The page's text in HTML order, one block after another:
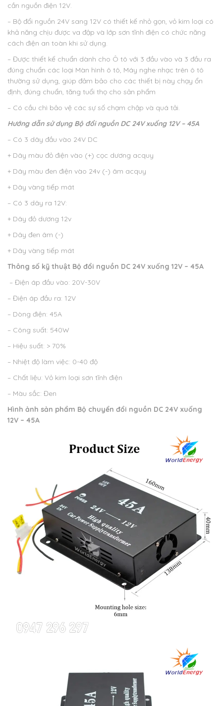
cần nguồn điện 12V.
– Bộ đổi nguồn 24V sang 12V có thiết kế nhỏ gọn, vỏ kim loại có
khả năng chịu được va đập và lớp sơn tĩnh điện có chức năng
cách điện an toàn khi sử dụng.
– Được thiết kế chuẩn dành cho Ô tô với 3 đầu vào và 3 đầu ra
đúng chuẩn các loại Màn hình ô tô, Máy nghe nhạc trên ô tô
thường sử dụng, giúp đảm bảo cho các thiết bị này chạy ổn
định, đúng chuẩn, tăng tuổi thọ cho sản phẩm
– Có cầu chì bảo vệ các sự số chạm chập và quá tải.
Hướng dẫn sử dụng Bộ đổi nguồn DC 24V xuống 12V – 45A
– Có 3 dây đầu vào 24V DC
+ Dây màu đỏ điện vào (+) cọc dương acquy
+ Dây màu đen điện vào 24v (-) âm acquy
+ Dây vàng tiếp mát
– Có 3 dây ra 12V:
+ Dây đỏ dương 12v
+ Dây đen âm (-)
+ Dây vàng tiếp mát
Thông số kỹ thuật Bộ đổi nguồn DC 24V xuống 12V – 45A
– Điện áp đầu vào: 20V-30V
– Điện áp đầu ra: 12V
– Dòng điện: 45A
– Công suất: 540W
– Hiệu suất: > 70%
– Nhiệt độ làm việc: 0-40 độ
– Chất liệu: Vỏ kim loại sơn tĩnh điện
– Màu sắc: Đen
Hình ảnh sản phẩm Bộ chuyển đổi nguồn DC 24V xuống
12V – 45A